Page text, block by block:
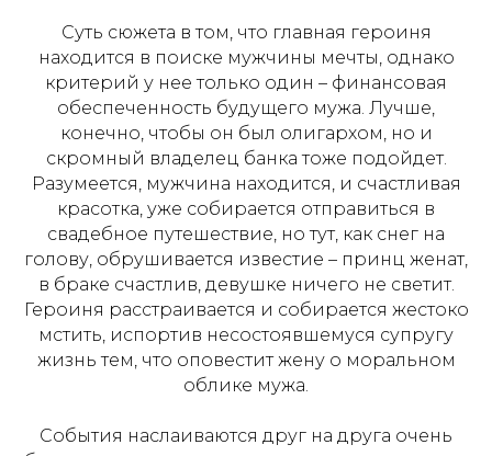
Суть сюжета в том, что главная героиня
находится в поиске мужчины мечты, однако
критерий у нее только один – финансовая
обеспеченность будущего мужа. Лучше,
конечно, чтобы он был олигархом, но и
скромный владелец банка тоже подойдет.
Разумеется, мужчина находится, и счастливая
красотка, уже собирается отправиться в
свадебное путешествие, но тут, как снег на
голову, обрушивается известие – принц женат,
в браке счастлив, девушке ничего не светит.
Героиня расстраивается и собирается жестоко
мстить, испортив несостоявшемуся супругу
жизнь тем, что оповестит жену о моральном
облике мужа.
События наслаиваются друг на друга очень